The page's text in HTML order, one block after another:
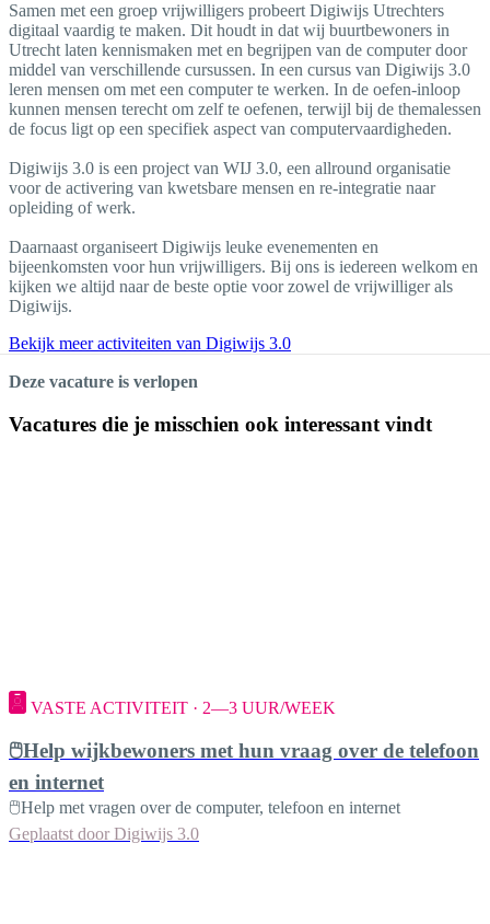
Samen met een groep vrijwilligers probeert Digiwijs Utrechters
digitaal vaardig te maken. Dit houdt in dat wij buurtbewoners in
Utrecht laten kennismaken met en begrijpen van de computer door
middel van verschillende cursussen. In een cursus van Digiwijs 3.0
leren mensen om met een computer te werken. In de oefen-inloop
kunnen mensen terecht om zelf te oefenen, terwijl bij de themalessen
de focus ligt op een specifiek aspect van computervaardigheden.
Digiwijs 3.0 is een project van WIJ 3.0, een allround organisatie
voor de activering van kwetsbare mensen en re-integratie naar
opleiding of werk.
Daarnaast organiseert Digiwijs leuke evenementen en
bijeenkomsten voor hun vrijwilligers. Bij ons is iedereen welkom en
kijken we altijd naar de beste optie voor zowel de vrijwilliger als
Digiwijs.
Bekijk meer activiteiten van Digiwijs 3.0
Deze vacature is verlopen
Vacatures die je misschien ook interessant vindt
VASTE ACTIVITEIT · 2—3 UUR/WEEK
🖱️Help wijkbewoners met hun vraag over de telefoon
en internet
🖱️Help met vragen over de computer, telefoon en internet
Geplaatst door Digiwijs 3.0